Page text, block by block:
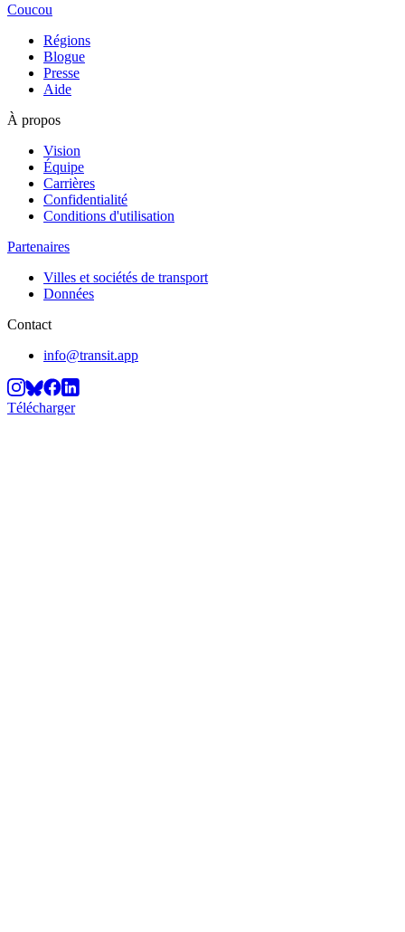
Coucou
Régions
Blogue
Presse
Aide
À propos
Vision
Équipe
Carrières
Confidentialité
Conditions d'utilisation
Partenaires
Villes et sociétés de transport
Données
Contact
info@transit.app
Télécharger